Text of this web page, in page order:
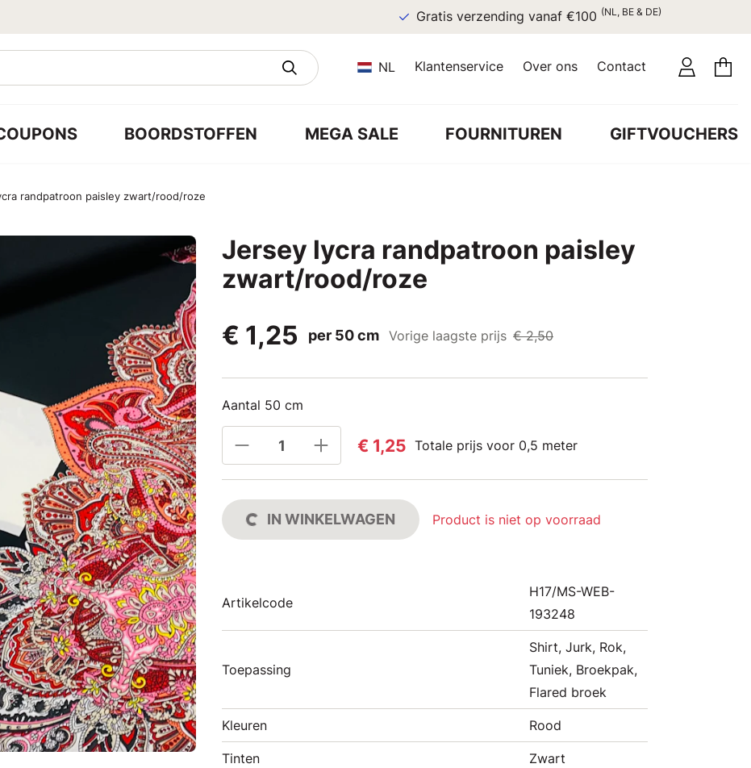
Gratis verzending vanaf €100 (NL, BE & DE)
NL Klantenservice Over ons Contact
BOORDSTOFFEN MEGA SALE FOURNITUREN GIFTVOUCHERS
randpatroon paisley zwart/rood/roze
Jersey lycra randpatroon paisley
zwart/rood/roze
€ 1,25
per 50 cm Vorige laagste prijs € 2,50
Aantal 50 cm
€ 1,25 Totale prijs voor 0,5 meter
IN WINKELWAGEN Product is niet op voorraad
Artikelcode
H17/MS-WEB-
193248
Toepassing
Shirt, Jurk, Rok,
Tuniek, Broekpak,
Flared broek
Kleuren Rood
Tinten Zwart